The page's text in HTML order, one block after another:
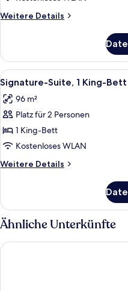
Betten,
Weitere Details
Weitere
2 Queen-
Betten,
barrierefrei
Alle
Fotos
für
Signature-
Suite,
1 King-
Bett
anzeigen
13
Signature-Suite, 1 King-Bett
96 m²
Platz für 2 Personen
1 King-Bett
Kostenloses WLAN
Weitere Details
Weitere
Suite,
1 King-
Bett
Ähnliche Unterkünfte
Osage Casino Hotel Tulsa